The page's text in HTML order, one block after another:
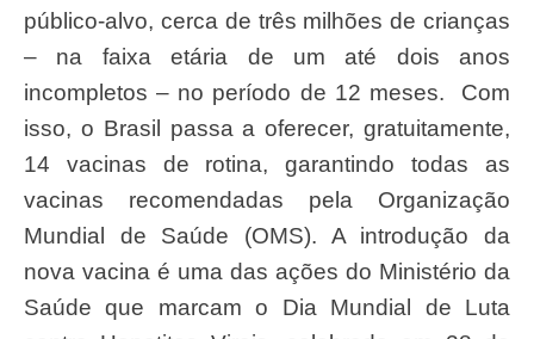
público-alvo, cerca de três milhões de crianças
– na faixa etária de um até dois anos
incompletos – no período de 12 meses. Com
isso, o Brasil passa a oferecer, gratuitamente,
14 vacinas de rotina, garantindo todas as
vacinas recomendadas pela Organização
Mundial de Saúde (OMS). A introdução da
nova vacina é uma das ações do Ministério da
Saúde que marcam o Dia Mundial de Luta